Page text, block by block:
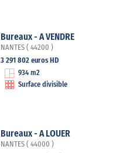
Bureaux - A VENDRE
NANTES ( 44200 )
3 291 802 euros HD
934 m2
Surface divisible
Bureaux - A LOUER
NANTES ( 44000 )